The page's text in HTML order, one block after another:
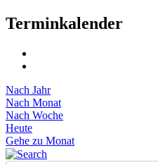
Terminkalender
Nach Jahr
Nach Monat
Nach Woche
Heute
Gehe zu Monat